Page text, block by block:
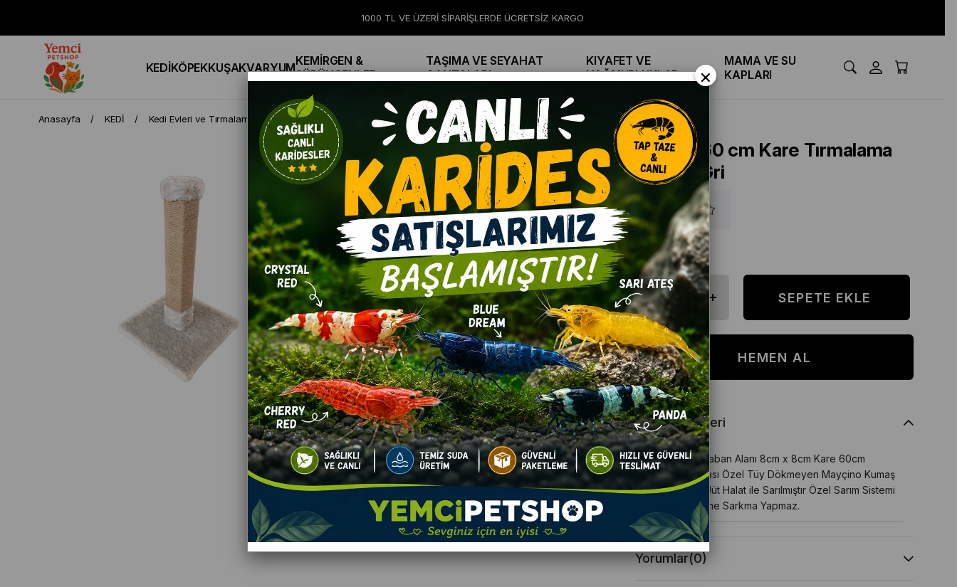
1000 TL VE ÜZERİ SİPARİŞLERDE ÜCRETSİZ KARGO
KEDİKÖPEKKUŞAKVARYUMKEMİRGEN &
SÜRÜNGENLER
TAŞIMA VE SEYAHAT
ÇANTALARI
KIYAFET VE
YAĞMURLUKLAR
MAMA VE SU
KAPLARI
Anasayfa KEDİ Kedi Evleri ve Tırmalamalar BOTAR 60 cm Kare Tırmalama Tahtası Gri
BOTAR 60 cm Kare Tırmalama
Tahtası Gri
₺1.250,00
Ürün Özellikleri
40cm x 40cm Taban Alanı 8cm x 8cm Kare 60cm
Tırmalama Tahtası Özel Tüy Dökmeyen Mayçino Kumaş
Doğal Organik Jüt Halat ile Sarılmıştır Özel Sarım Sistemi
Sayesinde Sünme Sarkma Yapmaz.
Yorumlar(0)
×